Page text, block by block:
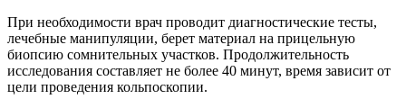
При необходимости врач проводит диагностические тесты,
лечебные манипуляции, берет материал на прицельную
биопсию сомнительных участков. Продолжительность
исследования составляет не более 40 минут, время зависит от
цели проведения кольпоскопии.